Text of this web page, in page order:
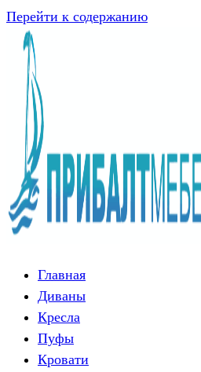
Перейти к содержанию
Главная
Диваны
Кресла
Пуфы
Кровати